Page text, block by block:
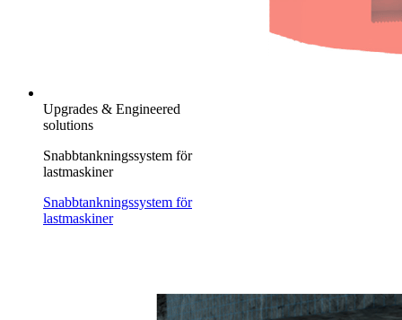
Upgrades & Engineered
solutions
Snabbtankningssystem för
lastmaskiner
Snabbtankningssystem för
lastmaskiner